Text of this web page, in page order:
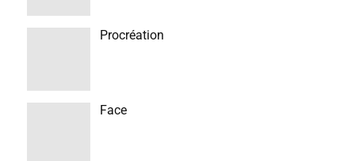
Procréation
Face